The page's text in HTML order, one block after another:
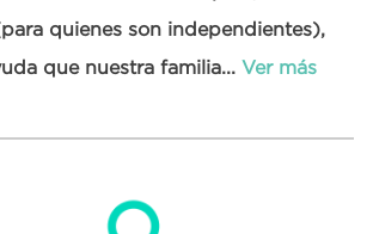
quienes son independientes),
que nuestra familia... Ver más